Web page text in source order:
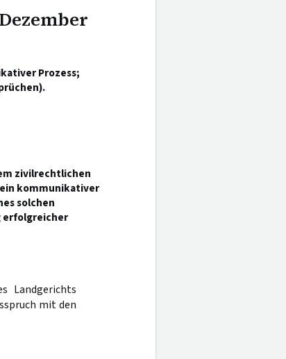
Prozess;
zivilrechtlichen
kommunikativer
solchen
erfolgreicher
Landgerichts
mit den